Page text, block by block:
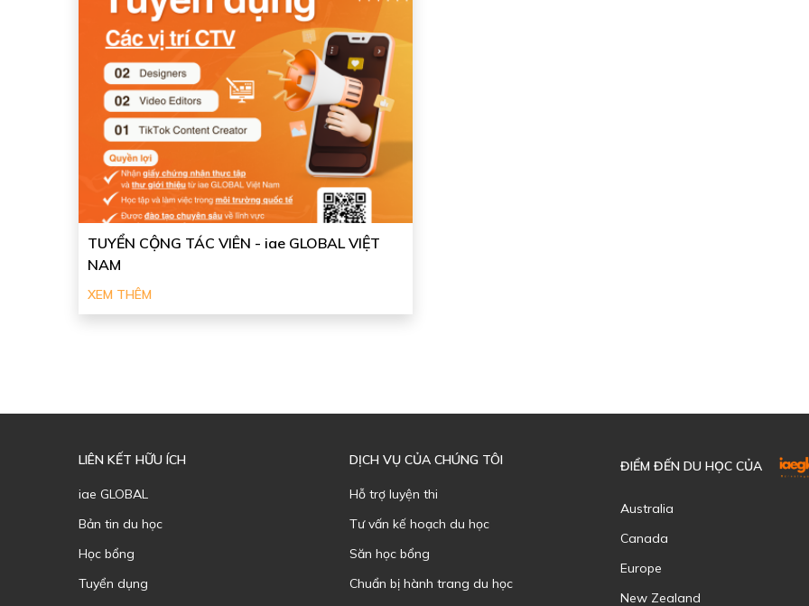
TUYỂN CỘNG TÁC VIÊN - iae GLOBAL VIỆT
NAM
XEM THÊM
LIÊN KẾT HỮU ÍCH
iae GLOBAL
Bản tin du học
Học bổng
Tuyển dụng
DỊCH VỤ CỦA CHÚNG TÔI
Hỗ trợ luyện thi
Tư vấn kế hoạch du học
Săn học bổng
Chuẩn bị hành trang du học
ĐIỂM ĐẾN DU HỌC CỦA
Australia
Canada
Europe
New Zealand